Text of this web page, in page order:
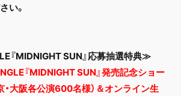
い。
『MIDNIGHT SUN』応募抽選特典≫
『MIDNIGHT SUN』発売記念ショー
・大阪各公演600名様）＆オンライン生